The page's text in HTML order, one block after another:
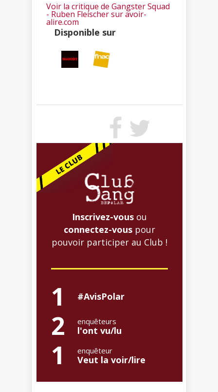
Voir la critique de Gangster Squad
- Ruben Fleischer sur avoir-
alire.com
Disponible sur
Inscrivez-vous ou
connectez-vous pour
pouvoir participer au Club !
1 #AvisPolar
2 enquêteurs
l'ont vu/lu
1 enquêteur
Veut la voir/lire